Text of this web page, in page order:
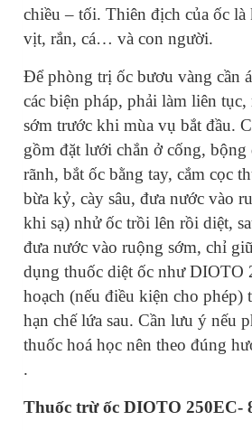
chiều – tối. Thiên địch của ốc
vịt, rắn, cá… và con người.
Để phòng trị ốc bươu vàng cần
các biện pháp, phải làm liên
sớm trước khi mùa vụ bắt đầu.
gồm đặt lưới chắn ở cống, bộng
rãnh, bắt ốc bằng tay, cắm cọc
bừa kỷ, cày sâu, đưa nước vào
khi sạ) nhử ốc trồi lên rồi diệt,
đưa nước vào ruộng sớm, chỉ
dụng thuốc diệt ốc như DIOTO
hoạch (nếu điều kiện cho phép)
hạn chế lứa sau. Cần lưu ý nếu
thuốc hoá học nên theo đúng
.
Thuốc trừ ốc DIOTO 250EC-